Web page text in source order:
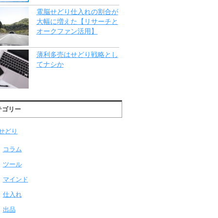
電脳せどり仕入れの割合が
大幅に増えた【リサーチと
オークファン活用】
薄利多売はせどり戦略とし
てナシか
ゴリー
どり
コラム
ツール
マインド
仕入れ
出品